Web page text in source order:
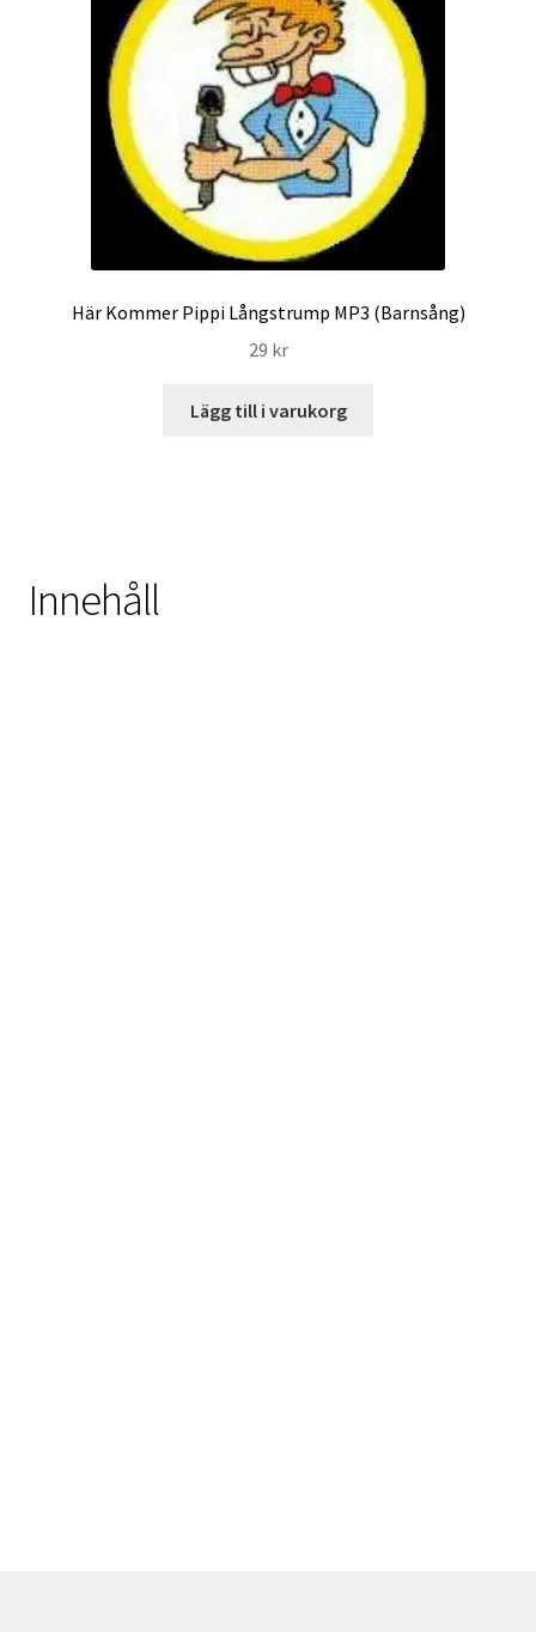
Här Kommer Pippi Långstrump MP3 (Barnsång)
29 kr
Lägg till i varukorg
Innehåll